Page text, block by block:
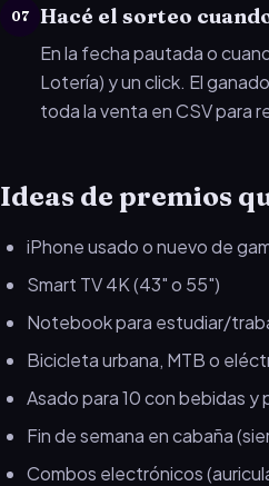
07 Hacé el sorteo
En la fecha pautada o
Lotería) y un click. El
toda la venta en CSV para
Ideas de premios
iPhone usado o nuevo de
Smart TV 4K (43" o 55")
Notebook para estudiar/
Bicicleta urbana, MTB o
Asado para 10 con bebidas y
Fin de semana en cabaña
Combos electrónicos